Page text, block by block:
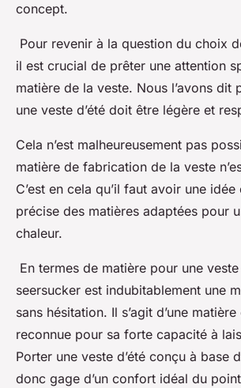
concept.
Pour revenir à la question du choix
il est crucial de prêter une attention
matière de la veste. Nous l’avons dit
une veste d’été doit être légère et
Cela n’est malheureusement pas
matière de fabrication de la veste
C’est en cela qu’il faut avoir une
précise des matières adaptées pour
chaleur.
En termes de matière pour une veste
seersucker est indubitablement une
sans hésitation. Il s’agit d’une
reconnue pour sa forte capacité à
Porter une veste d’été conçu à base
donc gage d’un confort idéal du